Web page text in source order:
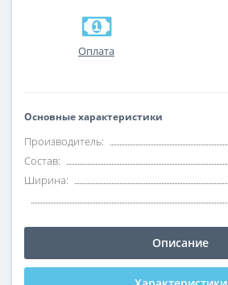
Оплата
Основные характеристики
Производитель:
Состав:
Ширина:
Описание